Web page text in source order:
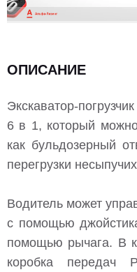
ОПИСАНИЕ
Экскаватор-
6 в 1, который
как бульдозерный
перегрузки
Водитель может
с помощью
помощью рычага. В
коробка передач